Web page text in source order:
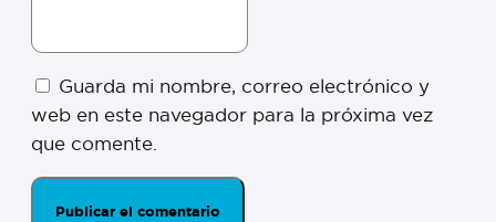
Guarda mi nombre, correo electrónico y
web en este navegador para la próxima vez
que comente.